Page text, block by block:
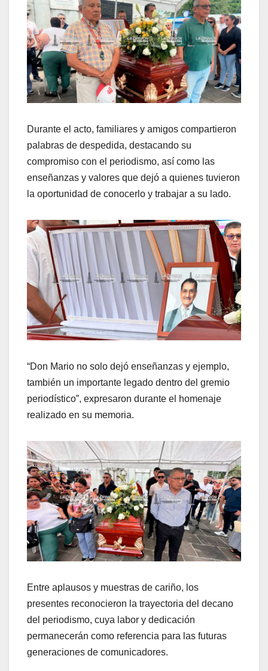
Durante el acto, familiares y amigos compartieron
palabras de despedida, destacando su
compromiso con el periodismo, así como las
enseñanzas y valores que dejó a quienes tuvieron
la oportunidad de conocerlo y trabajar a su lado.
“Don Mario no solo dejó enseñanzas y ejemplo,
también un importante legado dentro del gremio
periodístico”, expresaron durante el homenaje
realizado en su memoria.
Entre aplausos y muestras de cariño, los
presentes reconocieron la trayectoria del decano
del periodismo, cuya labor y dedicación
permanecerán como referencia para las futuras
generaciones de comunicadores.